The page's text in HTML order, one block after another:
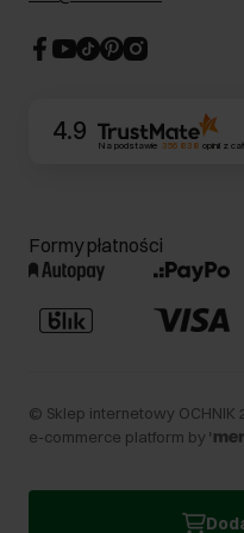
CSR
4.9
Na podstawie 356 838 opinii z
Formy płatności
© Sklep internetowy OCHNIK
e-commerce platform by